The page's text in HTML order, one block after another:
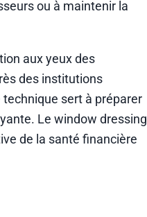
ou à maintenir la
aux yeux des
des institutions
sert à préparer
Le window dressing
de la santé financière